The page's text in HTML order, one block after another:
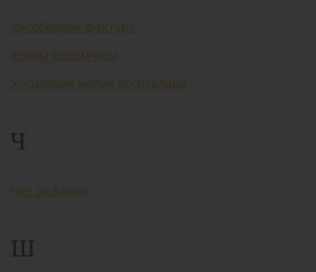
Ҳисобварақ-фактура
Ҳоким ёрдамчиси
Ҳосилавий молия воситалари
Ч
Чет эл банки
Ш